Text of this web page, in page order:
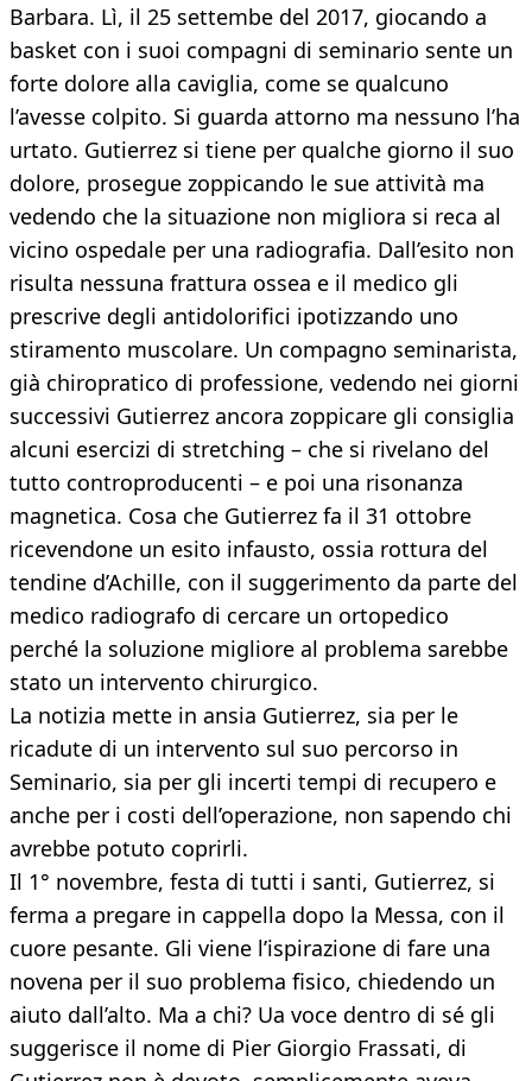
Barbara. Lì, il 25 settembe del 2017, giocando a
basket con i suoi compagni di seminario sente un
forte dolore alla caviglia, come se qualcuno
l’avesse colpito. Si guarda attorno ma nessuno l’ha
urtato. Gutierrez si tiene per qualche giorno il suo
dolore, prosegue zoppicando le sue attività ma
vedendo che la situazione non migliora si reca al
vicino ospedale per una radiografia. Dall’esito non
risulta nessuna frattura ossea e il medico gli
prescrive degli antidolorifici ipotizzando uno
stiramento muscolare. Un compagno seminarista,
già chiropratico di professione, vedendo nei giorni
successivi Gutierrez ancora zoppicare gli consiglia
alcuni esercizi di stretching – che si rivelano del
tutto controproducenti – e poi una risonanza
magnetica. Cosa che Gutierrez fa il 31 ottobre
ricevendone un esito infausto, ossia rottura del
tendine d’Achille, con il suggerimento da parte del
medico radiografo di cercare un ortopedico
perché la soluzione migliore al problema sarebbe
stato un intervento chirurgico.
La notizia mette in ansia Gutierrez, sia per le
ricadute di un intervento sul suo percorso in
Seminario, sia per gli incerti tempi di recupero e
anche per i costi dell’operazione, non sapendo chi
avrebbe potuto coprirli.
Il 1° novembre, festa di tutti i santi, Gutierrez, si
ferma a pregare in cappella dopo la Messa, con il
cuore pesante. Gli viene l’ispirazione di fare una
novena per il suo problema fisico, chiedendo un
aiuto dall’alto. Ma a chi? Ua voce dentro di sé gli
suggerisce il nome di Pier Giorgio Frassati, di